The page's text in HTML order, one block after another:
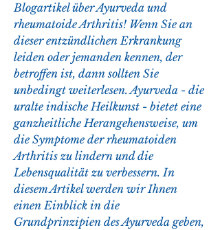
Blogartikel über Ayurveda und
rheumatoide Arthritis! Wenn Sie an
dieser entzündlichen Erkrankung
leiden oder jemanden kennen, der
betroffen ist, dann sollten Sie
unbedingt weiterlesen. Ayurveda - die
uralte indische Heilkunst - bietet eine
ganzheitliche Herangehensweise, um
die Symptome der rheumatoiden
Arthritis zu lindern und die
Lebensqualität zu verbessern. In
diesem Artikel werden wir Ihnen
einen Einblick in die
Grundprinzipien des Ayurveda geben,